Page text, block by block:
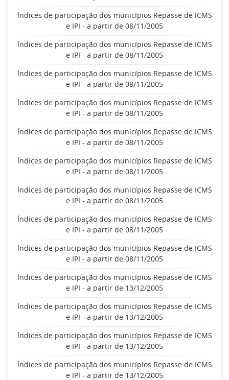
Índices de participação dos municípios Repasse de ICMS
e IPI - a partir de 08/11/2005
Índices de participação dos municípios Repasse de ICMS
e IPI - a partir de 08/11/2005
Índices de participação dos municípios Repasse de ICMS
e IPI - a partir de 08/11/2005
Índices de participação dos municípios Repasse de ICMS
e IPI - a partir de 08/11/2005
Índices de participação dos municípios Repasse de ICMS
e IPI - a partir de 08/11/2005
Índices de participação dos municípios Repasse de ICMS
e IPI - a partir de 08/11/2005
Índices de participação dos municípios Repasse de ICMS
e IPI - a partir de 08/11/2005
Índices de participação dos municípios Repasse de ICMS
e IPI - a partir de 08/11/2005
Índices de participação dos municípios Repasse de ICMS
e IPI - a partir de 08/11/2005
Índices de participação dos municípios Repasse de ICMS
e IPI - a partir de 13/12/2005
Índices de participação dos municípios Repasse de ICMS
e IPI - a partir de 13/12/2005
Índices de participação dos municípios Repasse de ICMS
e IPI - a partir de 13/12/2005
Índices de participação dos municípios Repasse de ICMS
e IPI - a partir de 13/12/2005